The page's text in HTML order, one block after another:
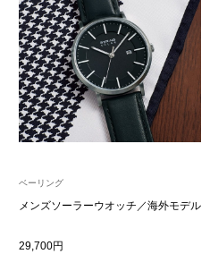
すべて見る
バッグ
トートバッグ
ショルダーバ
ベーリング
メンズソーラーウオッチ／海外モデル
29,700円